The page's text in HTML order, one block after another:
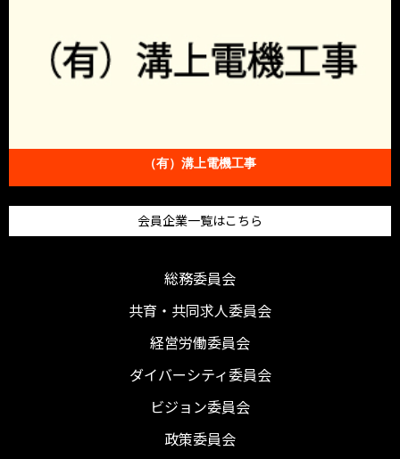
（有）溝上電機工事
会員企業一覧はこちら
総務委員会
共育・共同求人委員会
経営労働委員会
ダイバーシティ委員会
ビジョン委員会
政策委員会